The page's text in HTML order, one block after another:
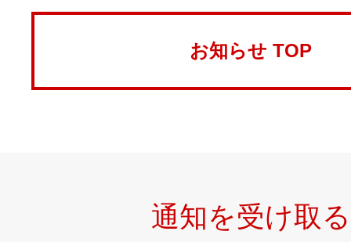
お知らせ TOP
通知を受け取る